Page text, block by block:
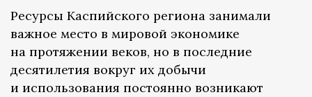
Ресурсы Каспийского региона занимали
важное место в мировой экономике
на протяжении веков, но в последние
десятилетия вокруг их добычи
и использования постоянно возникают